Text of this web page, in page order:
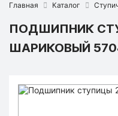
Главная Каталог
ПОДШИПНИК
ШАРИКОВЫЙ